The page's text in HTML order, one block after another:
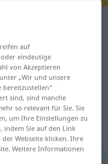
für
auf
eindeutige
von Akzeptieren
„Wir und unsere
bereitzustellen“
sind, sind manche
so relevant für Sie. Sie
um Ihre Einstellungen zu
Sie auf den Link
Webseite klicken. Ihre
Weitere Informationen